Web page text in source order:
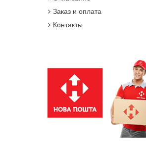
Заказ и оплата
Контакты